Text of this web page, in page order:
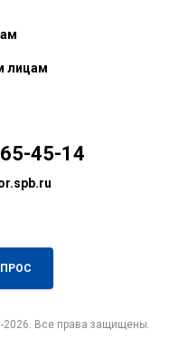
лицам
45-14
2026. Все права защищены.